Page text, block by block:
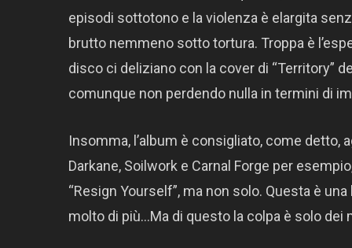
episodi sottotono e la violenza è elargita
brutto nemmeno sotto tortura. Troppa è
disco ci deliziano con la cover di “Territory”
comunque non perdendo nulla in termini di
Insomma, l’album è consigliato, come detto,
Darkane, Soilwork e Carnal Forge per
“Resign Yourself”, ma non solo. Questa è
molto di più…Ma di questo la colpa è solo